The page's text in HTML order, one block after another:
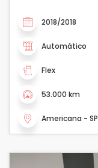
2018/2018
Automático
Flex
53.000 km
Americana - SP